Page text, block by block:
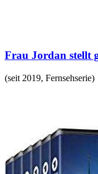
Frau Jordan stellt
(seit 2019, Fernsehserie)